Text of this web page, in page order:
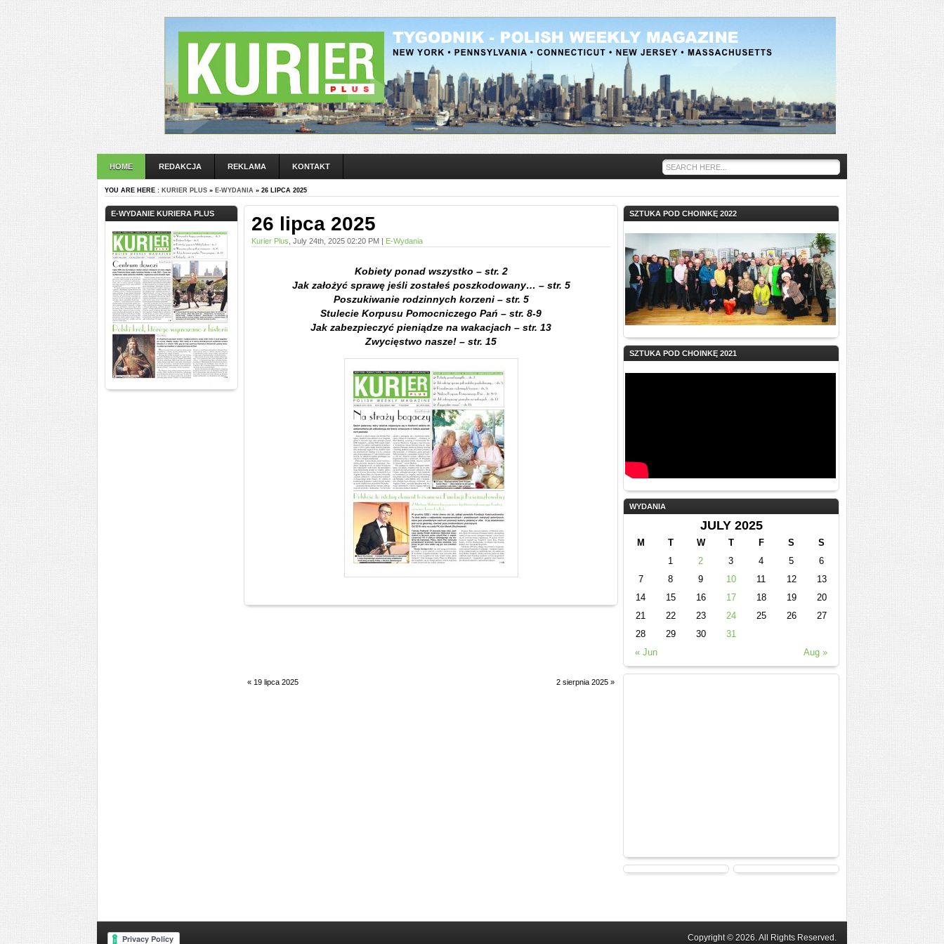
HOME REDAKCJA REKLAMA KONTAKT
YOU ARE HERE : KURIER PLUS » E-WYDANIA » 26 LIPCA 2025
E-WYDANIE KURIERA PLUS 26 lipca 2025
Kurier Plus , July 24th, 2025 02:20 PM | E-Wydania
Kobiety ponad wszystko – str. 2
Jak założyć sprawę jeśli zostałeś poszkodowany… – str. 5
Poszukiwanie rodzinnych korzeni – str. 5
Stulecie Korpusu Pomocniczego Pań – str. 8-9
Jak zabezpieczyć pieniądze na wakacjach – str. 13
Zwycięstwo nasze! – str. 15
« 19 lipca 2025 2 sierpnia 2025»
SZTUKA POD CHOINKĘ 2022
SZTUKA POD CHOINKĘ 2021
WYDANIA
JULY 2025
M T W T F S S
« Jun Aug »
1 2 3 4 5
6
7
8 9 10 11 12
13
14
15 16 17 18 19
20
21
22 23 24 25 26
27
28
29 30 31
Copyright © 2026. All Rights Reserved.